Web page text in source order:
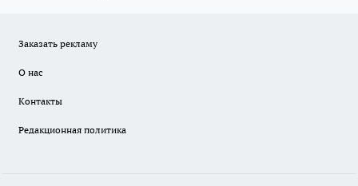
Заказать рекламу
О нас
Контакты
Редакционная политика